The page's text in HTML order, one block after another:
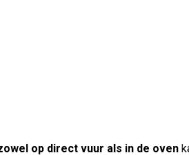
op direct vuur als in de oven